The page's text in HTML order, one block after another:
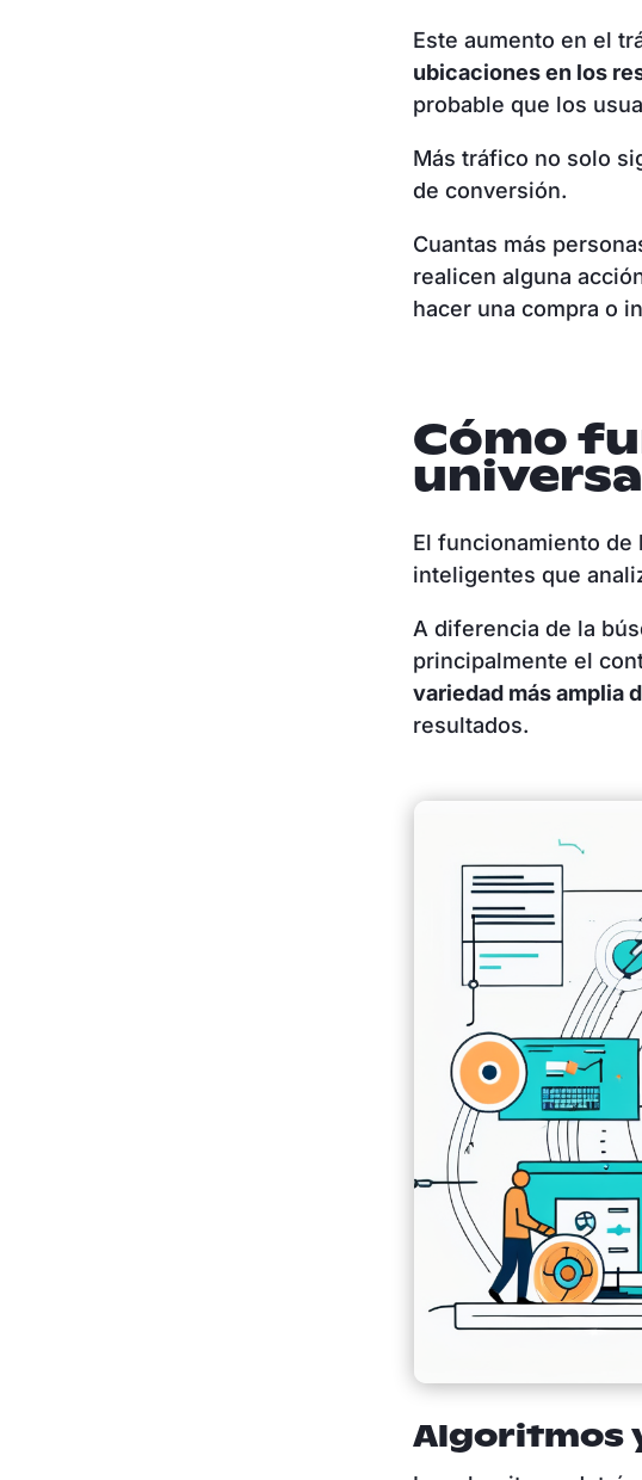
Este aumento en el
ubicaciones en los
probable que los
Más tráfico no solo
de conversión.
Cuantas más
realicen alguna
hacer una compra o
Cómo
El funcionamiento de
inteligentes que
A diferencia de la
principalmente el
variedad más amplia
resultados.
Algoritmos